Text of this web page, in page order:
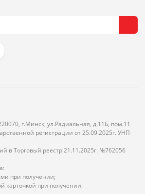
г.Минск, ул.Радиальная, д.11Б, пом.11
регистрации от 25.09.2025г. УНП
в Торговый реестр 21.11.2025г. №762056
при получении;
карточкой при получении.